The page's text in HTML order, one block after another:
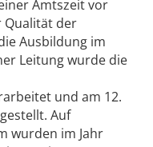
Amtszeit vor
Qualität der
Ausbildung im
Leitung wurde die
und am 12.
Auf
wurden im Jahr